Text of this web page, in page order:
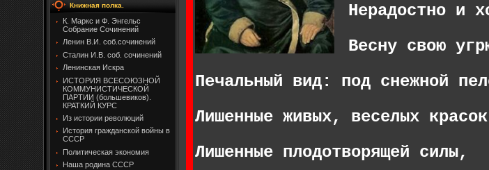
Книжная полка.
К. Маркс и Ф. Энгельс
Собрание Сочинений
Ленин В.И. соб.сочинений
Сталин И.В. соб. сочинений
Ленинская Искра
ИСТОРИЯ ВСЕСОЮЗНОЙ
КОММУНИСТИЧЕСКОЙ
ПАРТИИ (большевиков).
КРАТКИЙ КУРС
Из истории революций
История гражданской войны в
СССР
Политическая экономия
Наша родина СССР
Нерадостно и
Весну свою
Печальный вид: под снежной
Лишенные живых, веселых
Лишенные плодотворящей силы,